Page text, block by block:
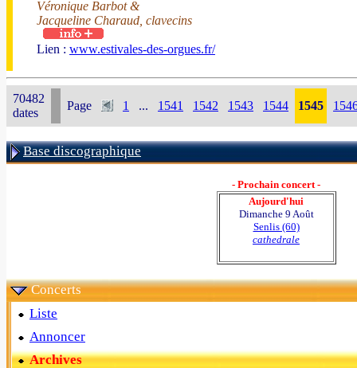
Véronique Barbot &
Jacqueline Charaud, clavecins
Lien : www.estivales-des-orgues.fr/
70482
dates
Page 1 ... 1541 1542 1543 1544 1545
Base discographique
- Prochain concert -
Aujourd'hui
Dimanche 9 Août
Senlis (60)
cathedrale
Concerts
Liste
Annoncer
Archives